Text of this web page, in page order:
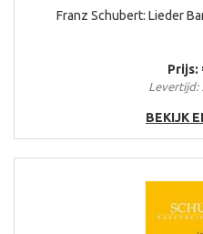
Franz Schubert: Lieder
Prijs:
Levertijd:
BEKIJK